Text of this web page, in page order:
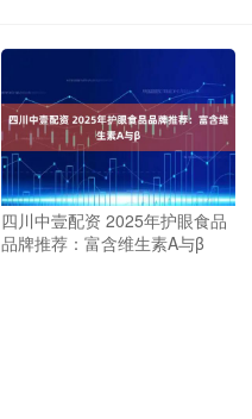
四川中壹配资 2025年护眼食品
品牌推荐：富含维生素A与β